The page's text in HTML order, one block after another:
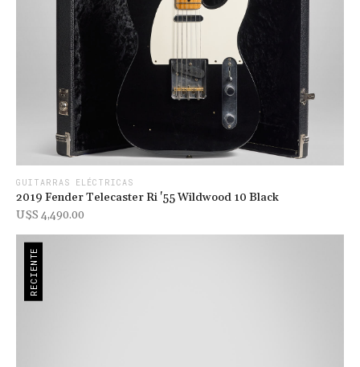
GUITARRAS ELÉCTRICAS
2019 Fender Telecaster Ri '55 Wildwood 10 Black
U$s 4,490.00
RECIENTE